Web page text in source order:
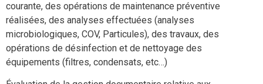
courante, des opérations de maintenance préventive
réalisées, des analyses effectuées (analyses
microbiologiques, COV, Particules), des travaux, des
opérations de désinfection et de nettoyage des
équipements (filtres, condensats, etc…)